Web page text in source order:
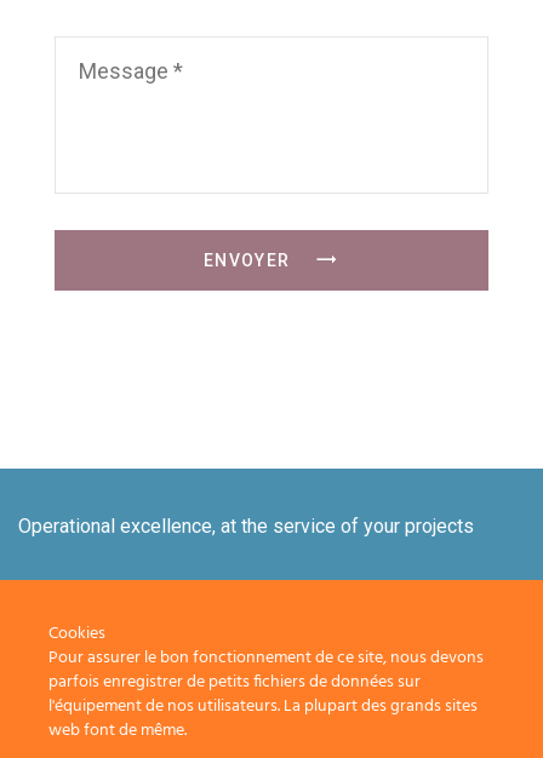
ENVOYER
Operational excellence, at the service of your projects
Nos solutions
Nous rejoindre
Contact
Cookies
Pour assurer le bon fonctionnement de ce site, nous devons
parfois enregistrer de petits fichiers de données sur
l'équipement de nos utilisateurs. La plupart des grands sites
web font de même.